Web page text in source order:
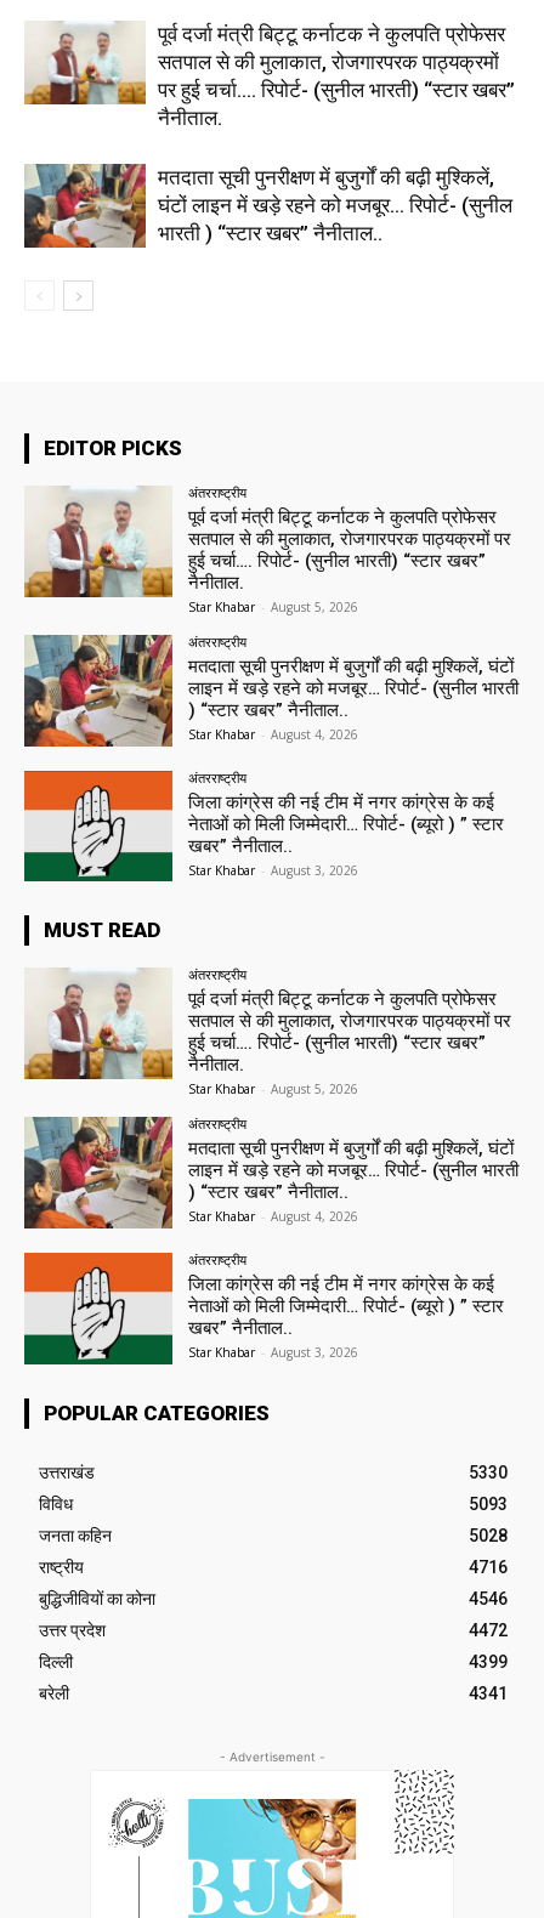
पूर्व दर्जा मंत्री बिट्टू कर्नाटक ने कुलपति प्रोफेसर
सतपाल से की मुलाकात, रोजगारपरक पाठ्यक्रमों
पर हुई चर्चा…. रिपोर्ट- (सुनील भारती) “स्टार खबर”
नैनीताल.
मतदाता सूची पुनरीक्षण में बुजुर्गों की बढ़ी मुश्किलें,
घंटों लाइन में खड़े रहने को मजबूर… रिपोर्ट- (सुनील
भारती ) “स्टार खबर” नैनीताल..
EDITOR PICKS
अंतरराष्ट्रीय
पूर्व दर्जा मंत्री बिट्टू कर्नाटक ने कुलपति प्रोफेसर
सतपाल से की मुलाकात, रोजगारपरक पाठ्यक्रमों पर
हुई चर्चा…. रिपोर्ट- (सुनील भारती) “स्टार खबर”
नैनीताल.
Star Khabar - August 5, 2026
अंतरराष्ट्रीय
मतदाता सूची पुनरीक्षण में बुजुर्गों की बढ़ी मुश्किलें, घंटों
लाइन में खड़े रहने को मजबूर… रिपोर्ट- (सुनील भारती
) “स्टार खबर” नैनीताल..
Star Khabar - August 4, 2026
अंतरराष्ट्रीय
जिला कांग्रेस की नई टीम में नगर कांग्रेस के कई
नेताओं को मिली जिम्मेदारी… रिपोर्ट- (ब्यूरो ) ” स्टार
खबर” नैनीताल..
Star Khabar - August 3, 2026
MUST READ
अंतरराष्ट्रीय
पूर्व दर्जा मंत्री बिट्टू कर्नाटक ने कुलपति प्रोफेसर
सतपाल से की मुलाकात, रोजगारपरक पाठ्यक्रमों पर
हुई चर्चा…. रिपोर्ट- (सुनील भारती) “स्टार खबर”
नैनीताल.
Star Khabar - August 5, 2026
अंतरराष्ट्रीय
मतदाता सूची पुनरीक्षण में बुजुर्गों की बढ़ी मुश्किलें, घंटों
लाइन में खड़े रहने को मजबूर… रिपोर्ट- (सुनील भारती
) “स्टार खबर” नैनीताल..
Star Khabar - August 4, 2026
अंतरराष्ट्रीय
जिला कांग्रेस की नई टीम में नगर कांग्रेस के कई
नेताओं को मिली जिम्मेदारी… रिपोर्ट- (ब्यूरो ) ” स्टार
खबर” नैनीताल..
Star Khabar - August 3, 2026
POPULAR CATEGORIES
उत्तराखंड
5330
विविध
5093
जनता कहिन
5028
राष्ट्रीय
4716
बुद्धिजीवियों का कोना
4546
उत्तर प्रदेश
4472
दिल्ली
4399
बरेली
4341
- Advertisement -